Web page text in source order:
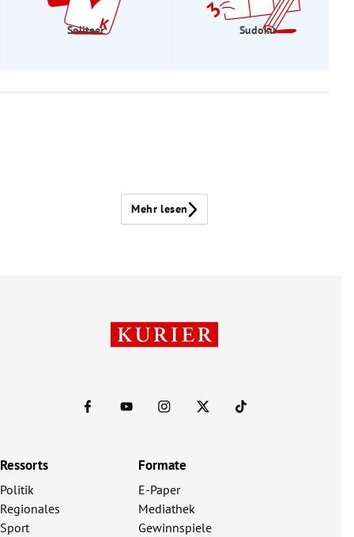
Solitaer Sudoku
Mehr lesen
Ressorts
Politik
Regionales
Sport
Formate
E-Paper
Mediathek
Gewinnspiele